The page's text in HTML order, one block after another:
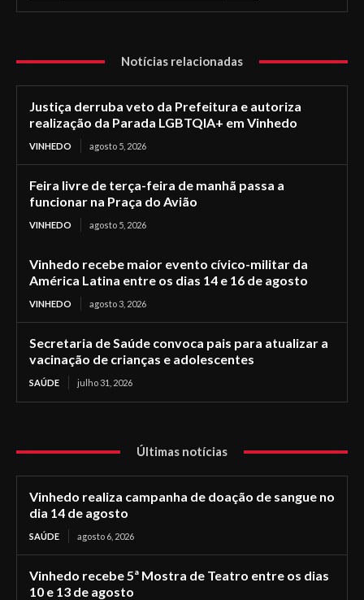
Notícias relacionadas
Justiça derruba veto da Prefeitura e autoriza
realização da Parada LGBTQIA+ em Vinhedo
VINHEDO agosto 5, 2026
Feira livre de terça-feira de manhã passa a
funcionar na Praça do Avião
VINHEDO agosto 5, 2026
Vinhedo recebe maior evento cívico-militar da
América Latina entre os dias 14 e 16 de agosto
VINHEDO agosto 3, 2026
Secretaria de Saúde convoca pais para atualizar a
vacinação de crianças e adolescentes
SAÚDE julho 31, 2026
Últimas notícias
Vinhedo realiza campanha de doação de sangue no
dia 14 de agosto
SAÚDE agosto 6, 2026
Vinhedo recebe 5ª Mostra de Teatro entre os dias
10 e 13 de agosto